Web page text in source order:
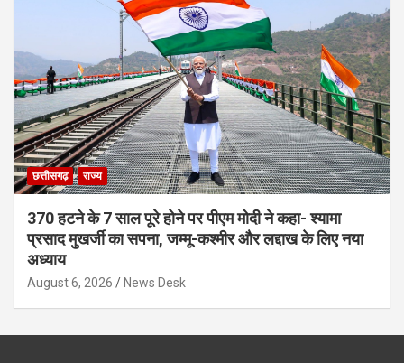
छत्तीसगढ़ राज्य
370 हटने के 7 साल पूरे होने पर पीएम मोदी ने कहा- श्यामा
प्रसाद मुखर्जी का सपना, जम्मू-कश्मीर और लद्दाख के लिए नया
अध्याय
August 6, 2026 News Desk